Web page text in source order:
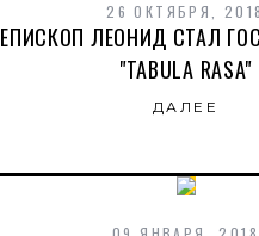
26 ОКТЯБРЯ, 2018
ЛЕОНИД СТАЛ
"TABULA RASA"
ДАЛЕЕ